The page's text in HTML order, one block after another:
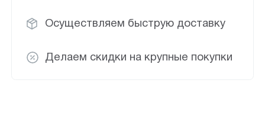
Осуществляем быструю доставку
Делаем скидки на крупные покупки